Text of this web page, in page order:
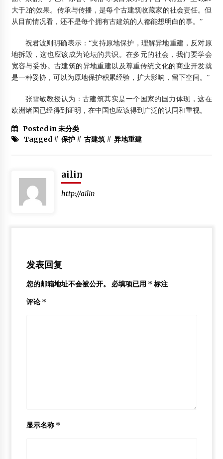
大于2的效果。传承与传播，是每个古建筑收藏家的社会责任。但
从目前情况看，还不是每个拥有古建筑的人都能想明白的事。”
祝君波则明确表示：“支持原地保护，理解异地重建，反对原
地拆毁，这也应该成为论坛的共识。在多元的社会，我们要学会
宽容与妥协。古建筑的异地重建以及尊重传统文化的商业开发就
是一种妥协，可以为原地保护积累经验，扩大影响，留下空间。”
张雪敏教授认为：古建筑其实是一个国家的国力体现，这在
欧洲诸国已经得到证明，在中国也应该得到广泛的认同和重视。
Posted in 未分类
Tagged # 保护# 古建筑# 异地重建
ailin
http://ailin
发表回复
您的邮箱地址不会被公开。 必填项已用 * 标注
评论 *
显示名称 *